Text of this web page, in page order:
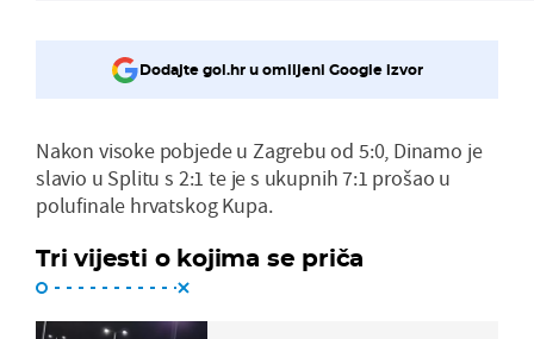
Dodajte gol.hr u omiljeni Google izvor
Nakon visoke pobjede u Zagrebu od 5:0, Dinamo je
slavio u Splitu s 2:1 te je s ukupnih 7:1 prošao u
polufinale hrvatskog Kupa.
Tri vijesti o kojima se priča